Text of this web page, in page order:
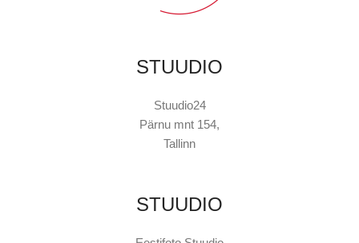
STUUDIO
Stuudio24
Pärnu mnt 154,
Tallinn
STUUDIO